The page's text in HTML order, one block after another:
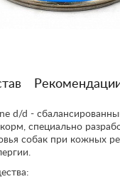
d/d -
специально
собак при кожных